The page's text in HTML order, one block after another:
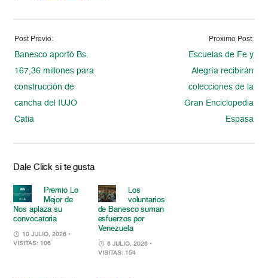
Post Previo:
Banesco aportó Bs.
167,36 millones para
construcción de
cancha del IUJO
Catia
Proximo Post:
Escuelas de Fe y
Alegría recibirán
colecciones de la
Gran Enciclopedia
Espasa
Dale Click si te gusta
Premio Lo
Mejor de
Nos aplaza su
convocatoria
10 JULIO, 2026 •
VISITAS: 106
Los
voluntarios
de Banesco suman
esfuerzos por
Venezuela
6 JULIO, 2026 •
VISITAS: 154